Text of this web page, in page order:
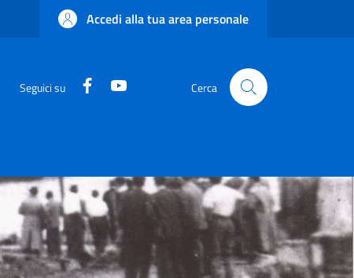
Accedi alla tua area personale
Seguici su Facebook Cerca